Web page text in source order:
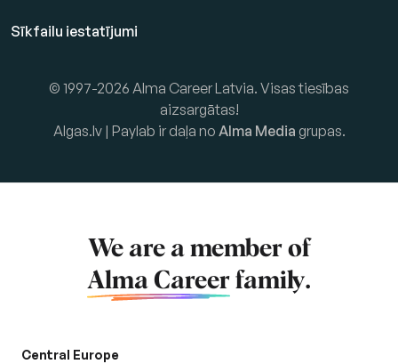
Sīkfailu iestatījumi
© 1997-2026 Alma Career Latvia. Visas tiesības
aizsargātas!
Algas.lv | Paylab ir daļa no Alma Media grupas.
We are a member of
Alma Career family.
Central Europe